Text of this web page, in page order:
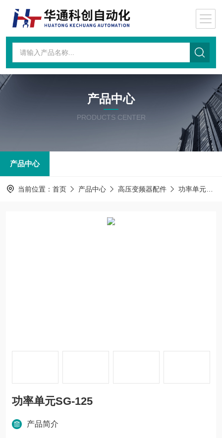
产品中心
PRODUCTS CENTER
产品中心
当前位置： 首页 产品中心 高压变频器配件 功率单元
功率单元SG-125
产品简介